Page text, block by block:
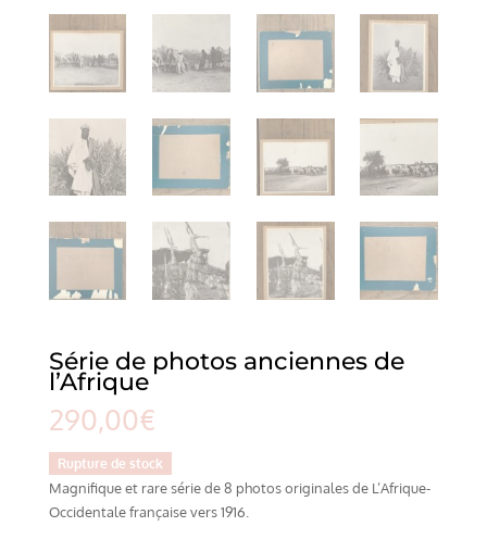
Série de photos anciennes de
l’Afrique
290,00€
Rupture de stock
Magnifique et rare série de 8 photos originales de L’Afrique-
Occidentale française vers 1916.